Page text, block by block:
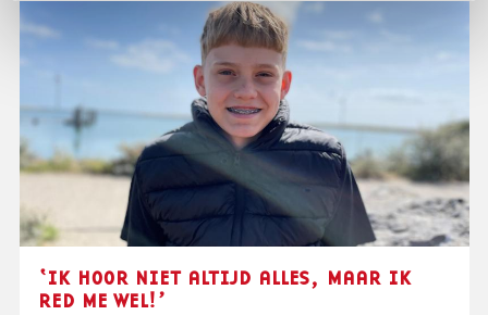
‘IK HOOR NIET ALTIJD ALLES, MAAR IK
RED ME WEL!’